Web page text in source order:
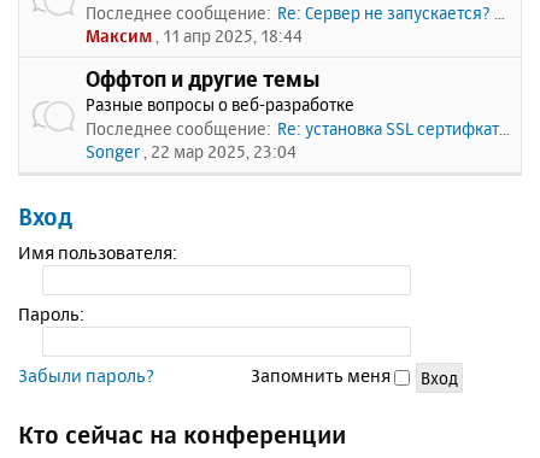
Последнее сообщение: Re: Сервер не запускается? Пи…
Максим , 11 апр 2025, 18:44
Оффтоп и другие темы
Разные вопросы о веб-разработке
Последнее сообщение: Re: установка SSL сертифката
Songer , 22 мар 2025, 23:04
Вход
Имя пользователя:
Пароль:
Забыли пароль? Запомнить меня
Кто сейчас на конференции